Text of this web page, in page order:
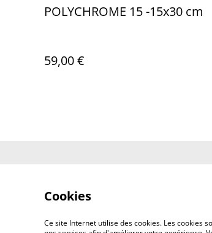
POLYCHROME 15 -15x30 cm
59,00 €
Cookies
Ce site Internet utilise des cookies. Les cookies